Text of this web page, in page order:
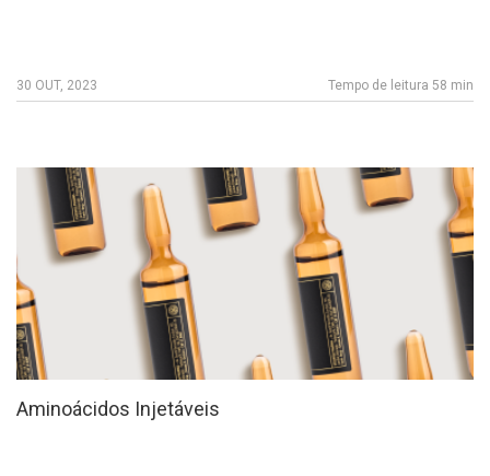
30 OUT, 2023 Tempo de leitura 58 min
Aminoácidos Injetáveis